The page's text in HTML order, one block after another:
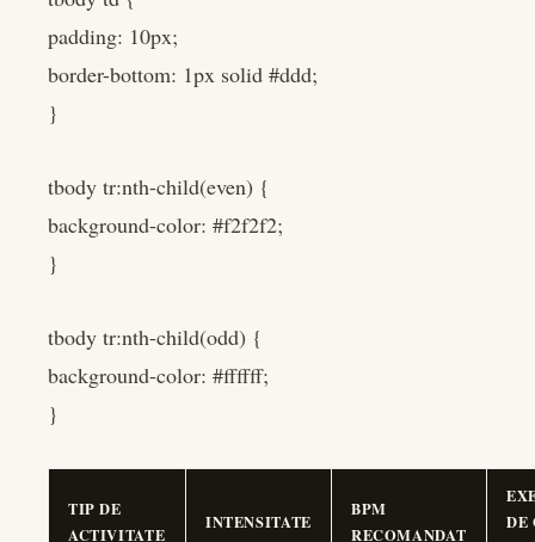
padding: 10px;
border-bottom: 1px solid #ddd;
}
tbody tr:nth-child(even) {
background-color: #f2f2f2;
}
tbody tr:nth-child(odd) {
background-color: #ffffff;
}
TIP DE
ACTIVITATE
INTENSITATE
BPM
RECOMANDAT
DE